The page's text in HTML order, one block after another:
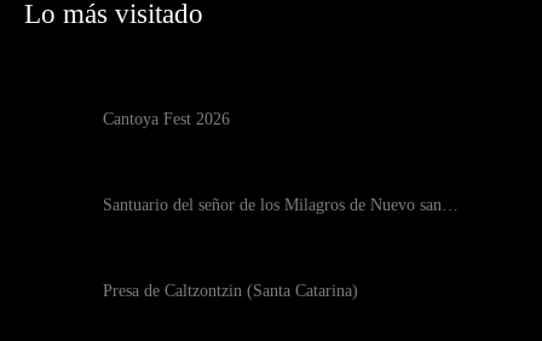
Lo más visitado
Cantoya Fest 2026
Santuario del señor de los Milagros de Nuevo san…
Presa de Caltzontzin (Santa Catarina)